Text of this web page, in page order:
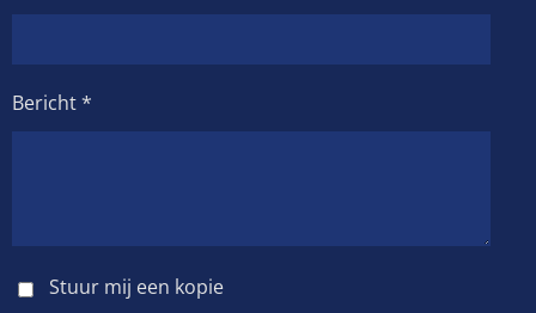
Bericht *
Stuur mij een kopie